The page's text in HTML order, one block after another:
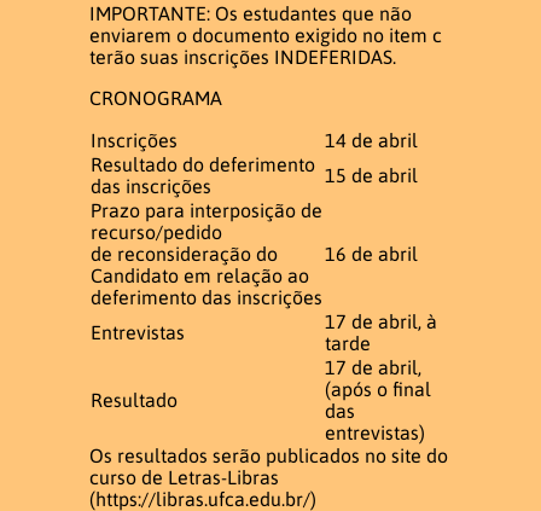
IMPORTANTE: Os estudantes que não
enviarem o documento exigido no item c
terão suas inscrições INDEFERIDAS.
CRONOGRAMA
Inscrições
14 de abril
Resultado do deferimento
das inscrições
15 de abril
Prazo para interposição de
recurso/pedido
de reconsideração do
Candidato em relação ao
deferimento das inscrições
16 de abril
Entrevistas
17 de abril, à
tarde
Resultado
17 de abril,
(após o final
das
entrevistas)
Os resultados serão publicados no site do
curso de Letras-Libras
(https://libras.ufca.edu.br/)